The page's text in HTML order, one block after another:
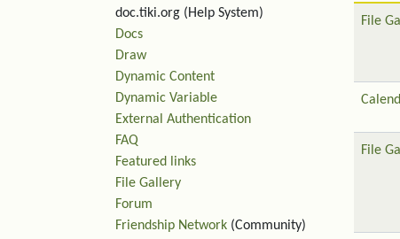
File
File
doc.tiki.org (Help System)
Docs
Draw
Dynamic Content
Dynamic Variable
External Authentication
FAQ
Featured links
File Gallery
Forum
Friendship Network (Community)